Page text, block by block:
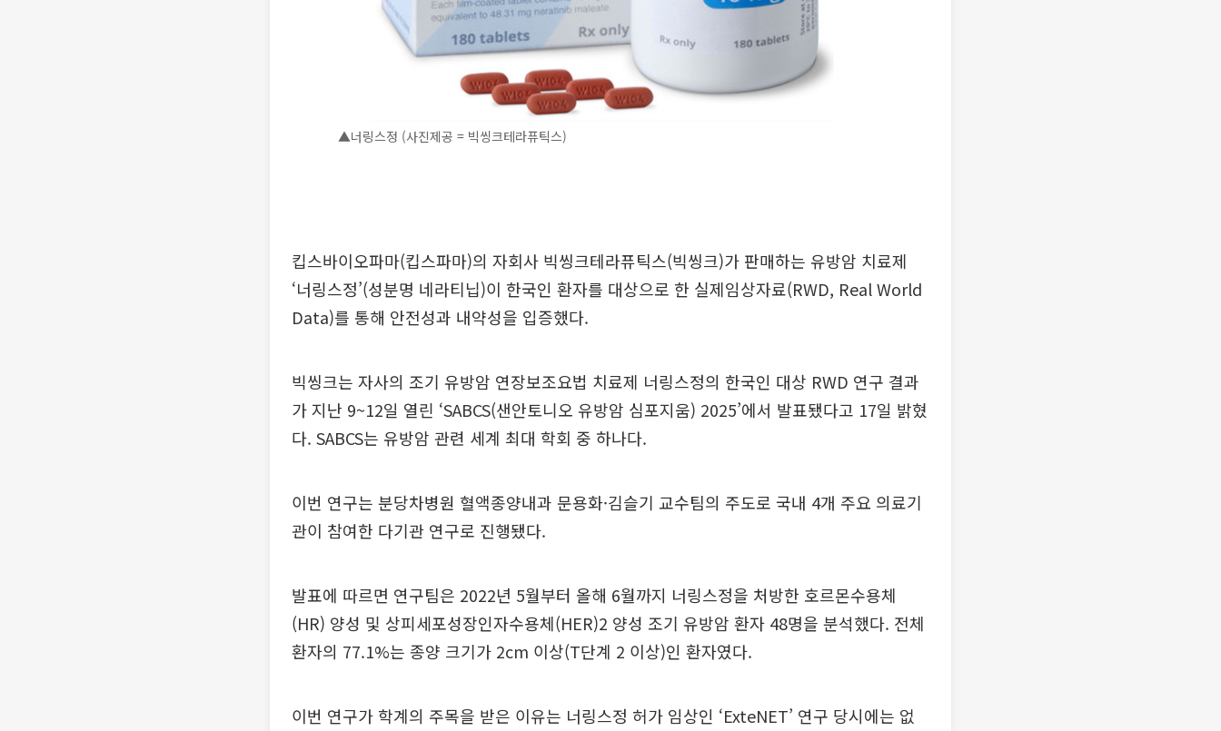
▲너링스정 (사진제공 = 빅씽크테라퓨틱스)
킵스바이오파마(킵스파마)의 자회사 빅씽크테라퓨틱스(빅씽크)가 판매하는 유방암 치료제
‘너링스정’(성분명 네라티닙)이 한국인 환자를 대상으로 한 실제임상자료(RWD, Real World
Data)를 통해 안전성과 내약성을 입증했다.
빅씽크는 자사의 조기 유방암 연장보조요법 치료제 너링스정의 한국인 대상 RWD 연구 결과
가 지난 9~12일 열린 ‘SABCS(샌안토니오 유방암 심포지움) 2025’에서 발표됐다고 17일 밝혔
다. SABCS는 유방암 관련 세계 최대 학회 중 하나다.
이번 연구는 분당차병원 혈액종양내과 문용화·김슬기 교수팀의 주도로 국내 4개 주요 의료기
관이 참여한 다기관 연구로 진행됐다.
발표에 따르면 연구팀은 2022년 5월부터 올해 6월까지 너링스정을 처방한 호르몬수용체
(HR) 양성 및 상피세포성장인자수용체(HER)2 양성 조기 유방암 환자 48명을 분석했다. 전체
환자의 77.1%는 종양 크기가 2cm 이상(T단계 2 이상)인 환자였다.
이번 연구가 학계의 주목을 받은 이유는 너링스정 허가 임상인 ‘ExteNET’ 연구 당시에는 없